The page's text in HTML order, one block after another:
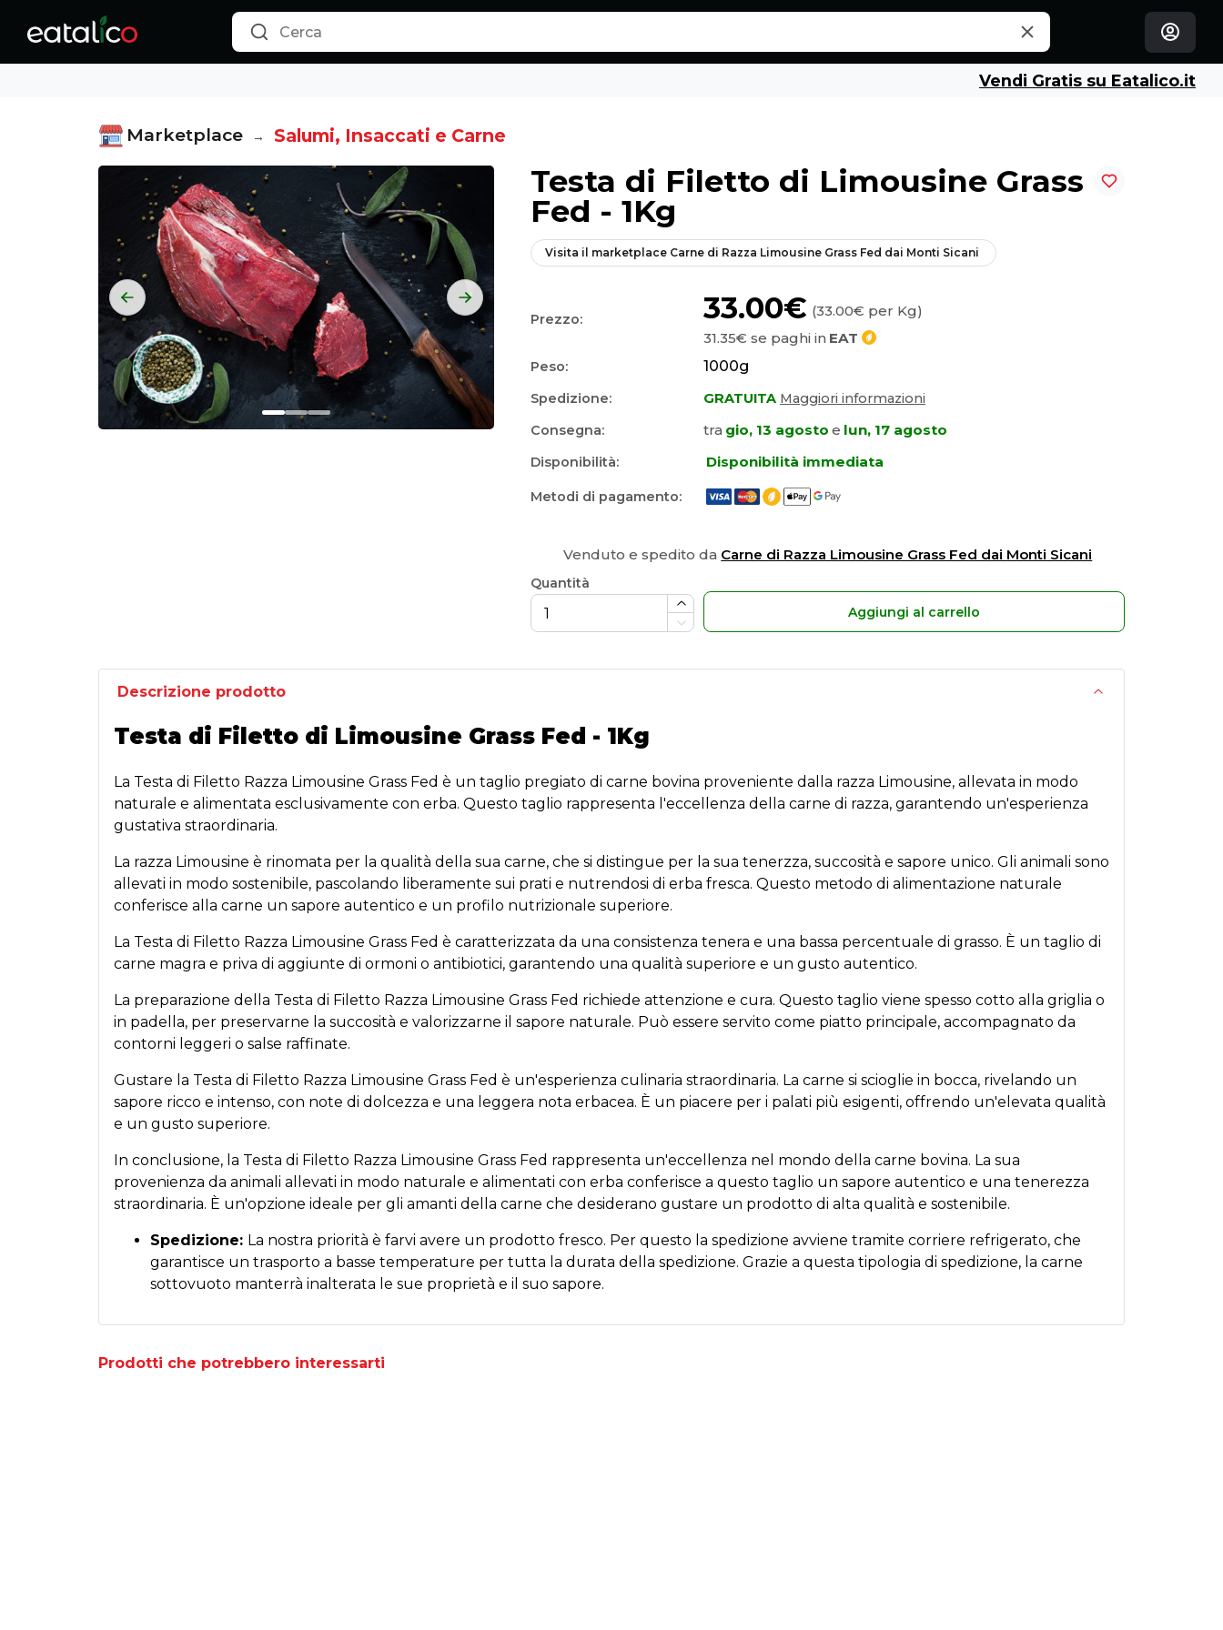
Vendi Gratis su Eatalico.it
Marketplace → Salumi, Insaccati e Carne
Testa di Filetto di Limousine Grass
Fed - 1Kg
Visita il marketplace Carne di Razza Limousine Grass Fed dai Monti Sicani
Prezzo: 33.00€ (33.00€ per Kg)
31.35€ se paghi in EAT
Peso: 1000g
Spedizione: GRATUITA Maggiori informazioni
Consegna:
tra gio, 13 agosto e lun, 17 agosto
Disponibilità: Disponibilità immediata
Metodi di pagamento:
Venduto e spedito da Carne di Razza Limousine Grass Fed dai Monti Sicani
Quantità
Aggiungi al carrello
Descrizione prodotto
Testa di Filetto di Limousine Grass Fed - 1Kg
La Testa di Filetto Razza Limousine Grass Fed è un taglio pregiato di carne bovina proveniente dalla razza Limousine, allevata in modo
naturale e alimentata esclusivamente con erba. Questo taglio rappresenta l'eccellenza della carne di razza, garantendo un'esperienza
gustativa straordinaria.
La razza Limousine è rinomata per la qualità della sua carne, che si distingue per la sua tenerzza, succosità e sapore unico. Gli animali sono
allevati in modo sostenibile, pascolando liberamente sui prati e nutrendosi di erba fresca. Questo metodo di alimentazione naturale
conferisce alla carne un sapore autentico e un profilo nutrizionale superiore.
La Testa di Filetto Razza Limousine Grass Fed è caratterizzata da una consistenza tenera e una bassa percentuale di grasso. È un taglio di
carne magra e priva di aggiunte di ormoni o antibiotici, garantendo una qualità superiore e un gusto autentico.
La preparazione della Testa di Filetto Razza Limousine Grass Fed richiede attenzione e cura. Questo taglio viene spesso cotto alla griglia o
in padella, per preservarne la succosità e valorizzarne il sapore naturale. Può essere servito come piatto principale, accompagnato da
contorni leggeri o salse raffinate.
Gustare la Testa di Filetto Razza Limousine Grass Fed è un'esperienza culinaria straordinaria. La carne si scioglie in bocca, rivelando un
sapore ricco e intenso, con note di dolcezza e una leggera nota erbacea. È un piacere per i palati più esigenti, offrendo un'elevata qualità
e un gusto superiore.
In conclusione, la Testa di Filetto Razza Limousine Grass Fed rappresenta un'eccellenza nel mondo della carne bovina. La sua
provenienza da animali allevati in modo naturale e alimentati con erba conferisce a questo taglio un sapore autentico e una tenerezza
straordinaria. È un'opzione ideale per gli amanti della carne che desiderano gustare un prodotto di alta qualità e sostenibile.
Spedizione: La nostra priorità è farvi avere un prodotto fresco. Per questo la spedizione avviene tramite corriere refrigerato, che
garantisce un trasporto a basse temperature per tutta la durata della spedizione. Grazie a questa tipologia di spedizione, la carne
sottovuoto manterrà inalterata le sue proprietà e il suo sapore.
Prodotti che potrebbero interessarti
Testa di Filetto di Limousine Grass Fed - 1Kg - Eatalico.it